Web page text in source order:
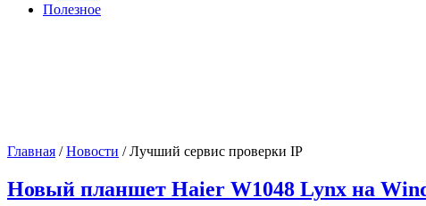
Полезное
Главная /Новости /Лучший сервис проверки IP
Новый планшет Haier W1048 Lynx на